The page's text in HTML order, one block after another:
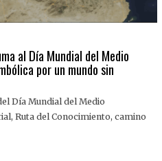
al Día Mundial del Medio
por un mundo sin
Día Mundial del Medio
Ruta del Conocimiento, camino